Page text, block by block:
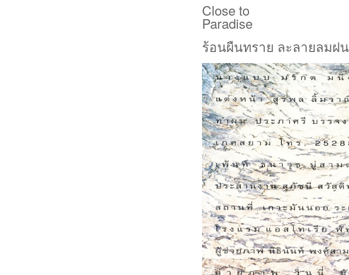
Close to
Paradise
ร้อนผืนทราย ละลายลมฝน